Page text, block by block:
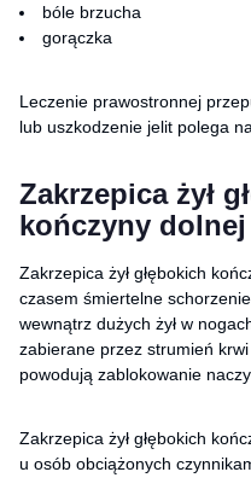
bóle brzucha
gorączka
Leczenie prawostronnej
lub uszkodzenie jelit polega
Zakrzepica żył
kończyny dolnej
Zakrzepica żył głębokich
czasem śmiertelne
wewnątrz dużych żył w
zabierane przez strumień
powodują zablokowanie
Zakrzepica żył głębokich
u osób obciążonych